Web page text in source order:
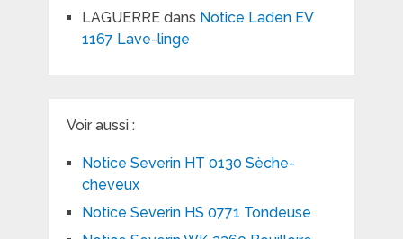
LAGUERREdans Notice Laden EV
1167 Lave-linge
Voir aussi :
Notice Severin HT 0130 Sèche-
cheveux
Notice Severin HS 0771 Tondeuse